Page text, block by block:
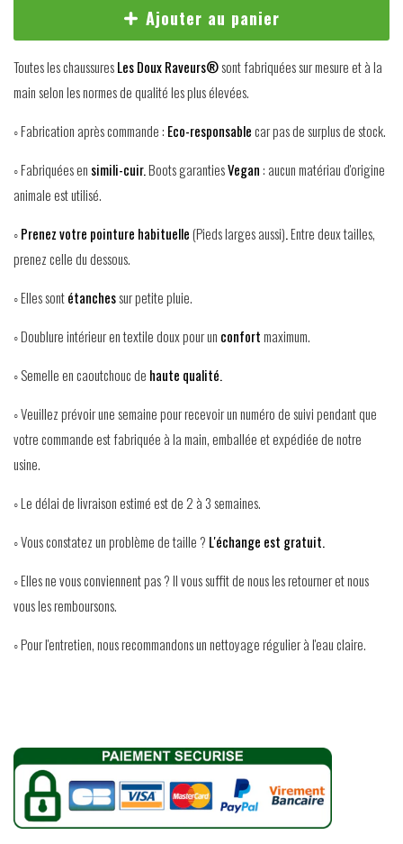
Ajouter au panier
Toutes les chaussuresLes Doux Raveurs®sont fabriquées sur mesure et à la
main selon les normes de qualité les plus élevées.
◦ Fabrication après commande : Eco-responsablecar pas de surplus de stock.
◦ Fabriquées en simili-cuir.Boots garantiesVegan: aucun matériau d'origine
animale est utilisé.
◦Prenez votre pointure habituelle(Pieds larges aussi).Entre deux tailles,
prenez celle du dessous.
◦ Elles sontétanchessur petite pluie.
◦ Doublure intérieur en textile doux pour un confortmaximum.
◦ Semelle en caoutchouc de haute qualité.
◦ Veuillez prévoir une semaine pour recevoir un numéro de suivi pendant que
votre commande est fabriquée à la main, emballée et expédiée de notre
usine.
◦ Le délai de livraison estimé est de 2 à 3 semaines.
◦ Vous constatez un problème de taille ? L'échange est gratuit.
◦ Elles ne vous conviennent pas ? Il vous suffit de nous les retourner et nous
vous les remboursons.
◦ Pour l'entretien, nous recommandons un nettoyage régulier à l'eau claire.